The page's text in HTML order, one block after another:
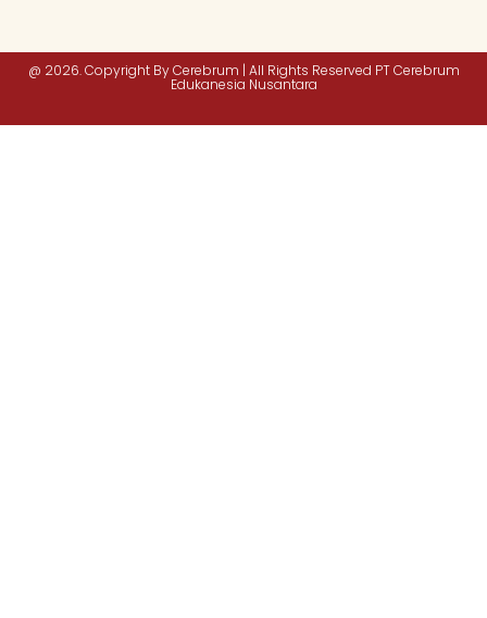
@ 2026. Copyright By Cerebrum | All Rights Reserved PT Cerebrum
Edukanesia Nusantara​